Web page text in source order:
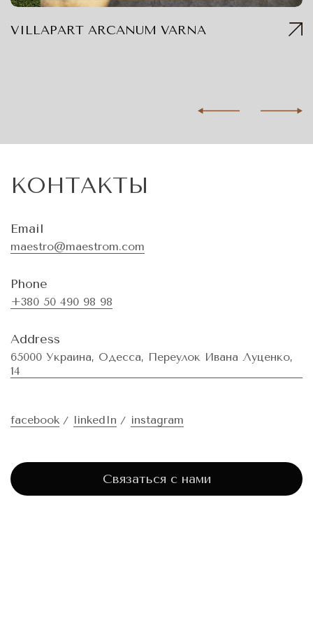
VILLAPART ARCANUM VARNA
КОНТАКТЫ
Email
maestro@maestrom.com
Phone
+380 50 490 98 98
Address
65000 Украина, Одесса, Переулок Ивана Луценко,
14
facebook linkedIn instagram
Связаться с нами